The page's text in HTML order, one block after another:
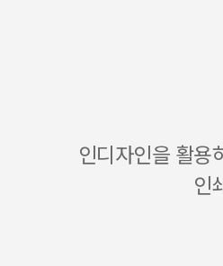
인디자인을 활용
인